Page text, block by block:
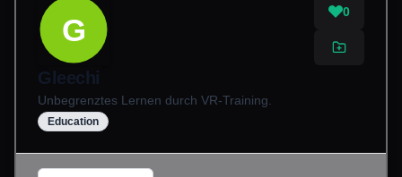
G
0
Gleechi
Unbegrenztes Lernen durch VR-Training.
Education